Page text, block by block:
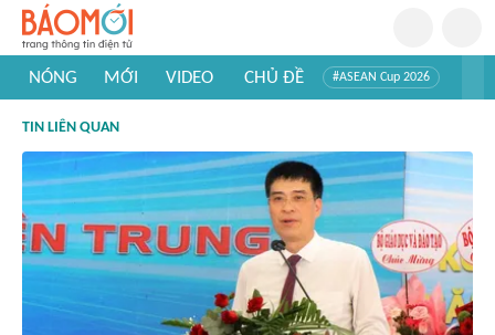
NÓNG MỚI VIDEO CHỦ ĐỀ #ASEAN Cup 2026
#Khám phá thế giới
TIN LIÊN QUAN